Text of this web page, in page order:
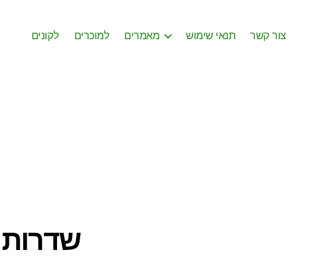
לקונים למוכרים מאמרים תנאי שימוש צור קשר